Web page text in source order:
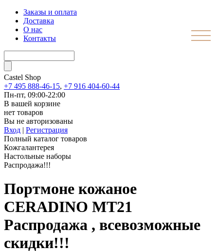
Заказы и оплата
Доставка
О нас
Контакты
Castel Shop
+7 495 888-46-15, +7 916 404-60-44
Пн-пт, 09:00-22:00
В вашей корзине
нет товаров
Вы не авторизованы
Вход | Регистрация
Полный каталог товаров
Кожгалантерея
Настольные наборы
Распродажа!!!
Портмоне кожаное
CERADINO MT21
Pаспродажа , всевозможные
скидки!!!